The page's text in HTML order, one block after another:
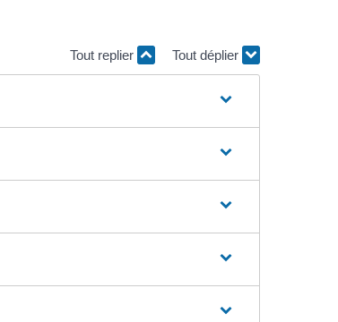
Tout replier Tout déplier